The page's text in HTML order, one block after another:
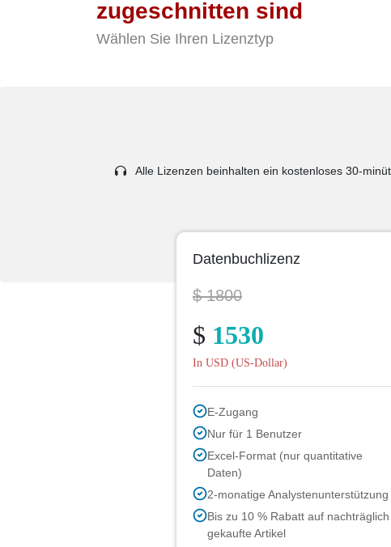
zugeschnitten sind
Wählen Sie Ihren Lizenztyp
Alle Lizenzen beinhalten ein kostenloses 30-
Datenbuchlizenz
$ 1800
$ 1530
In USD (US-Dollar)
E-Zugang
Nur für 1 Benutzer
Excel-Format (nur quantitative
Daten)
2-monatige Analystenunterstützung
Bis zu 10 % Rabatt auf nachträglich
gekaufte Artikel